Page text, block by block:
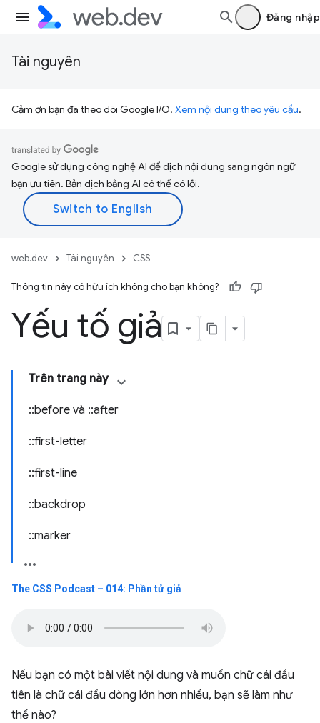
Đăng nhập
Tài nguyên
Cảm ơn bạn đã theo dõi Google I/O! Xem nội dung theo yêu cầu.
Google sử dụng công nghệ AI để dịch nội dung sang ngôn ngữ
bạn ưu tiên. Bản dịch bằng AI có thể có lỗi.
web.dev Tài nguyên CSS
Thông tin này có hữu ích không cho bạn không?
Yếu tố giả
Trên trang này
::before và ::after
::first-letter
::first-line
::backdrop
::marker
The CSS Podcast – 014: Phần tử giả
Nếu bạn có một bài viết nội dung và muốn chữ cái đầu
tiên là chữ cái đầu dòng lớn hơn nhiều, bạn sẽ làm như
thế nào?